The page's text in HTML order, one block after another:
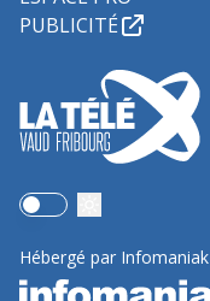
PUBLICITÉ
Use setting
Hébergé par Infomaniak